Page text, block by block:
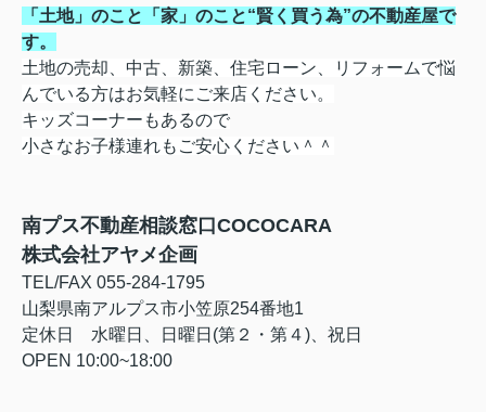
「土地」のこと「家」のこと“賢く買う為”の不動産屋で
す。
土地の売却、中古、新築、住宅ローン、
リフォームで悩
んでいる方はお気軽にご来店ください。
キッズコーナーもあるので
小さなお子様連れもご安心ください＾＾
南プス不動産相談窓口COCOCARA
株式会社アヤメ企画
TEL/FAX 055-284-1795
山梨県南アルプス市小笠原254番地1
定休日 水曜日、日曜日(第２・第４)、祝日
OPEN 10:00~18:00